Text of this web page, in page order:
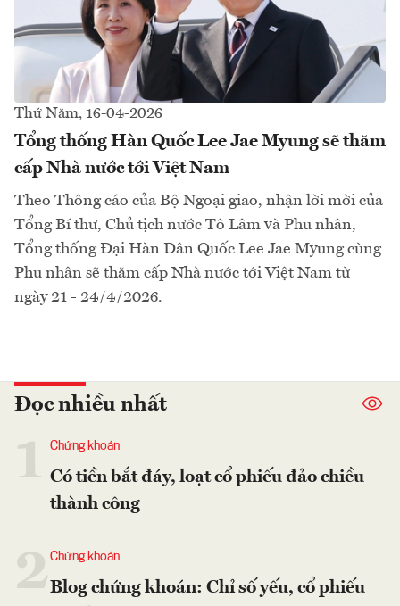
Thứ Năm, 16-04-2026
Tổng thống Hàn Quốc Lee Jae Myung sẽ thăm
cấp Nhà nước tới Việt Nam
Theo Thông cáo của Bộ Ngoại giao, nhận lời mời của
Tổng Bí thư, Chủ tịch nước Tô Lâm và Phu nhân,
Tổng thống Đại Hàn Dân Quốc Lee Jae Myung cùng
Phu nhân sẽ thăm cấp Nhà nước tới Việt Nam từ
ngày 21 - 24/4/2026.
Đọc nhiều nhất
Chứng khoán
Có tiền bắt đáy, loạt cổ phiếu đảo chiều
thành công
2Chứng khoán
Blog chứng khoán: Chỉ số yếu, cổ phiếu